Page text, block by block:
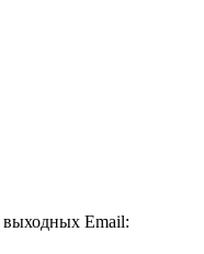
выходных Email: